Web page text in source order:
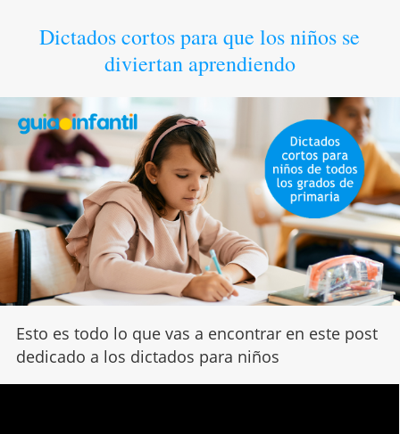
Dictados cortos para que los niños se
diviertan aprendiendo
Esto es todo lo que vas a encontrar en este post
dedicado a los dictados para niños